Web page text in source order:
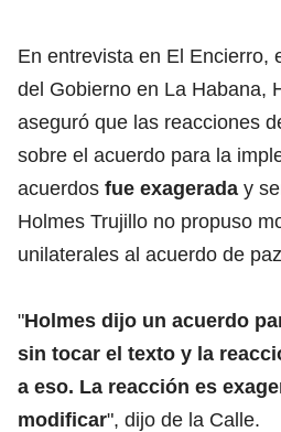
En entrevista en El Encierro,
del Gobierno en La Habana,
aseguró que las reacciones
sobre el acuerdo para la
acuerdos fue exagerada y
Holmes Trujillo no propuso
unilaterales al acuerdo de
"Holmes dijo un acuerdo
sin tocar el texto y la
a eso. La reacción es
modificar", dijo de la Calle.